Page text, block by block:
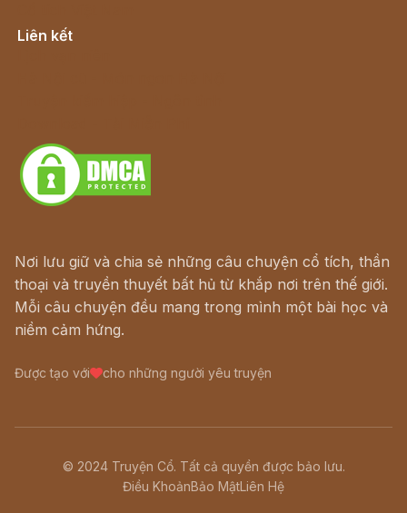
Liên kết
Nơi lưu giữ và chia sẻ những câu chuyện cổ tích, thần
thoại và truyền thuyết bất hủ từ khắp nơi trên thế giới.
Mỗi câu chuyện đều mang trong mình một bài học và
niềm cảm hứng.
Được tạo với cho những người yêu truyện
© 2024 Truyện Cổ. Tất cả quyền được bảo lưu.
Điều KhoảnBảo MậtLiên Hệ